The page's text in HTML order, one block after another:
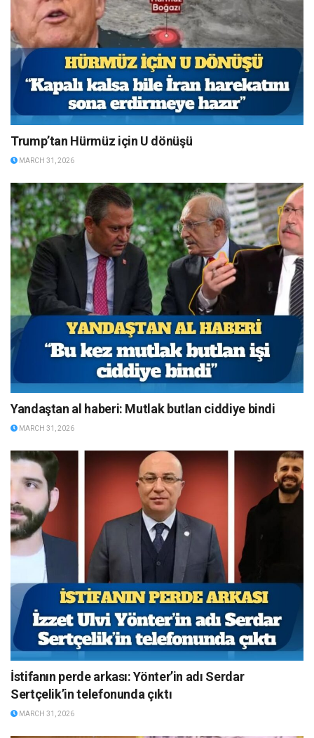
Trump’tan Hürmüz için U dönüşü
MARCH 31, 2026
Yandaştan al haberi: Mutlak butlan ciddiye bindi
MARCH 31, 2026
İstifanın perde arkası: Yönter’in adı Serdar
Sertçelik’in telefonunda çıktı
MARCH 31, 2026